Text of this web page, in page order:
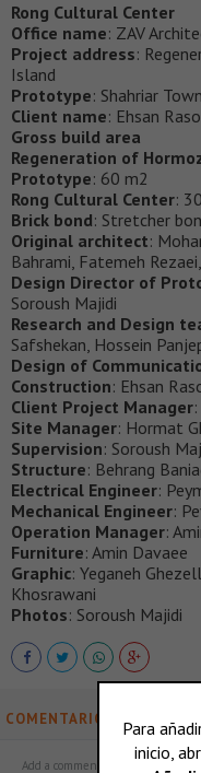
Rong Cultural Center
Office name: ZAV
Project address:
Island
Prototype: Shahriar Town
Client name: Ehsan
Gross build area
Regeneration of
Prototype: 60 m2
Rong Cultural Center:
Brick bond: Stretcher
Original architect:
Bahrami, Fatemeh
Design Director of
Soroush Majidi
Research and Design
Safshekan, Hossein
Design of
Construction: Ehsan
Client Project Manager
Site Manager: Hormat
Supervision: Soroush
Structure: Behrang
Electrical Engineer:
Mechanical Engineer:
Operation Manager:
Furniture: Amin Davaee
Graphic: Yeganeh
Khosrawani
Photos: Soroush Majidi
COMENTARIOS